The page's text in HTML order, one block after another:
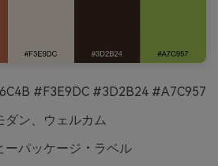
#F3E9DC #3D2B24 #A7C957
ダン、ウェルカム
ーパッケージ・ラベル